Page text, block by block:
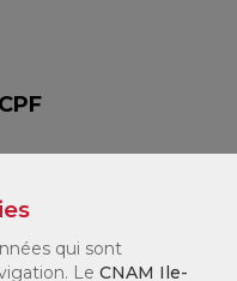
qui sont
Le CNAM Ile-